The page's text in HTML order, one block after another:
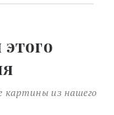
картины из нашего